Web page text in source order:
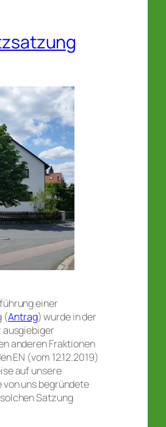
einer
(Antrag) wurde in der
anderen Fraktionen
EN (vom 12.12.2019)
auf unsere
uns begründete
Satzung